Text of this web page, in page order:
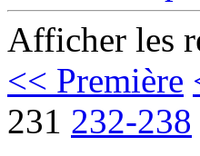
Afficher les
<< Première
231 232-238